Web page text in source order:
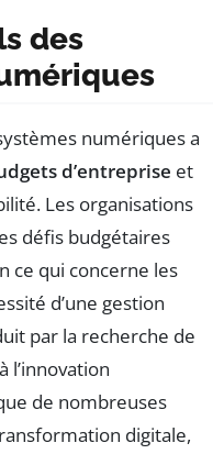
des
numériques a
d’entreprise et
Les organisations
défis budgétaires
ce qui concerne les
d’une gestion
par la recherche de
l’innovation
de nombreuses
digitale,